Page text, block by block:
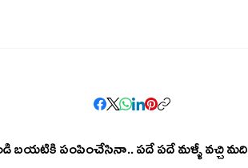
బయటికి పంపించేసినా.. పదే పదే మళ్ళీ వచ్చి మది